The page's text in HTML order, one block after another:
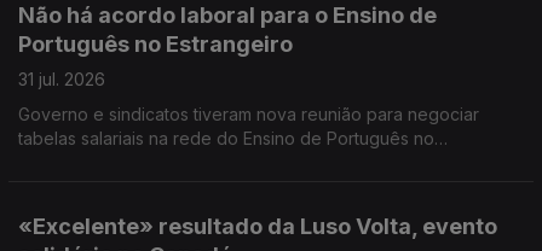
Não há acordo laboral para o Ensino de
Português no Estrangeiro
31 jul. 2026
Governo e sindicatos tiveram nova reunião para negociar
tabelas salariais na rede do Ensino de Português no
«Excelente» resultado da Luso Volta, evento